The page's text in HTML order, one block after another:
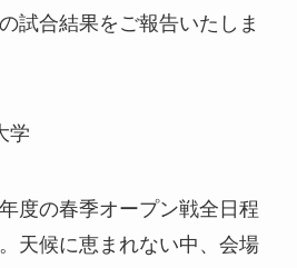
試合結果をご報告いたしま
学
度の春季オープン戦全日程
天候に恵まれない中、会場